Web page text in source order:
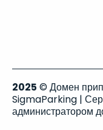
2025 © Домен
SigmaParking |
администратором